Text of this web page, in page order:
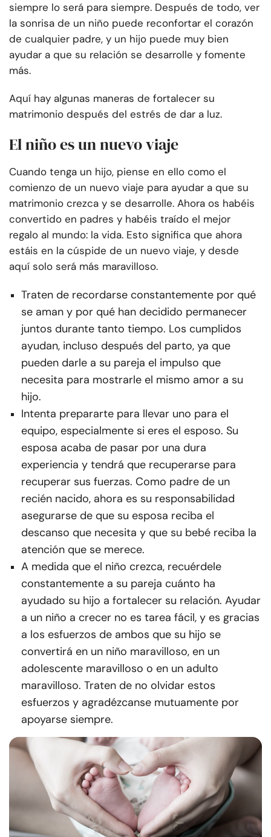
siempre lo será para siempre. Después de todo, ver
la sonrisa de un niño puede reconfortar el corazón
de cualquier padre, y un hijo puede muy bien
ayudar a que su relación se desarrolle y fomente
más.
Aquí hay algunas maneras de fortalecer su
matrimonio después del estrés de dar a luz.
El niño es un nuevo viaje
Cuando tenga un hijo, piense en ello como el
comienzo de un nuevo viaje para ayudar a que su
matrimonio crezca y se desarrolle. Ahora os habéis
convertido en padres y habéis traído el mejor
regalo al mundo: la vida. Esto significa que ahora
estáis en la cúspide de un nuevo viaje, y desde
aquí solo será más maravilloso.
Traten de recordarse constantemente por qué
se aman y por qué han decidido permanecer
juntos durante tanto tiempo. Los cumplidos
ayudan, incluso después del parto, ya que
pueden darle a su pareja el impulso que
necesita para mostrarle el mismo amor a su
hijo.
Intenta prepararte para llevar uno para el
equipo, especialmente si eres el esposo. Su
esposa acaba de pasar por una dura
experiencia y tendrá que recuperarse para
recuperar sus fuerzas. Como padre de un
recién nacido, ahora es su responsabilidad
asegurarse de que su esposa reciba el
descanso que necesita y que su bebé reciba la
atención que se merece.
A medida que el niño crezca, recuérdele
constantemente a su pareja cuánto ha
ayudado su hijo a fortalecer su relación. Ayudar
a un niño a crecer no es tarea fácil, y es gracias
a los esfuerzos de ambos que su hijo se
convertirá en un niño maravilloso, en un
adolescente maravilloso o en un adulto
maravilloso. Traten de no olvidar estos
esfuerzos y agradézcanse mutuamente por
apoyarse siempre.